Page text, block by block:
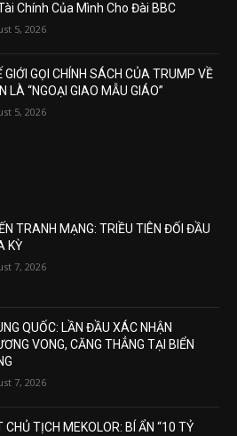
Chính Của Mình Cho Đài BBC
5, 2026
GIỚI GỌI CHÍNH SÁCH CỦA TRUMP VỀ
LÀ “NGOẠI GIAO MẪU GIÁO”
5, 2026
TRANH MẠNG: TRIỀU TIÊN ĐỐI ĐẦU
KỲ
7, 2026
QUỐC: LẦN ĐẦU XÁC NHẬN
VONG, CĂNG THẲNG TẠI BIỂN
7, 2026
CHỦ TỊCH MEKOLOR: BÍ ẨN “10 TỶ